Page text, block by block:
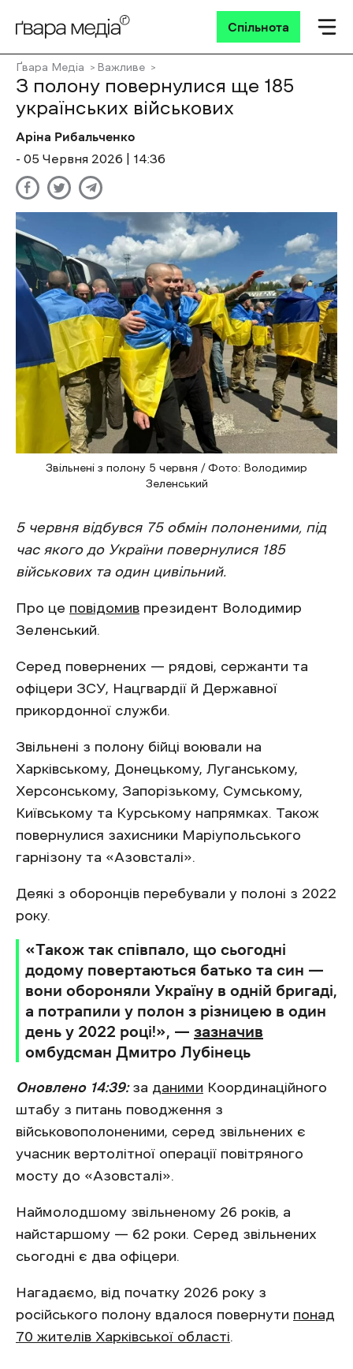
Спільнота
Ґвара Медіа Важливе
З полону повернулися ще 185
українських військових
Аріна Рибальченко
- 05 Червня 2026 | 14:36
Звільнені з полону 5 червня / Фото: Володимир
Зеленський
5 червня відбувся 75 обмін полоненими, під
час якого до України повернулися 185
військових та один цивільний.
Про це повідомив президент Володимир
Зеленський.
Серед повернених — рядові, сержанти та
офіцери ЗСУ, Нацгвардії й Державної
прикордонної служби.
Звільнені з полону бійці воювали на
Харківському, Донецькому, Луганському,
Херсонському, Запорізькому, Сумському,
Київському та Курському напрямках. Також
повернулися захисники Маріупольського
гарнізону та «Азовсталі».
Деякі з оборонців перебували у полоні з 2022
року.
«Також так співпало, що сьогодні
додому повертаються батько та син —
вони обороняли Україну в одній бригаді,
а потрапили у полон з різницею в один
день у 2022 році!», — зазначив
омбудсман Дмитро Лубінець
Оновлено 14:39:за даними Координаційного
штабу з питань поводження з
військовополоненими, серед звільнених є
учасник вертолітної операції повітряного
мосту до «Азовсталі».
Наймолодшому звільненому 26 років, а
найстаршому — 62 роки. Серед звільнених
сьогодні є два офіцери.
Нагадаємо, від початку 2026 року з
російського полону вдалося повернути понад
70 жителів Харківської області.